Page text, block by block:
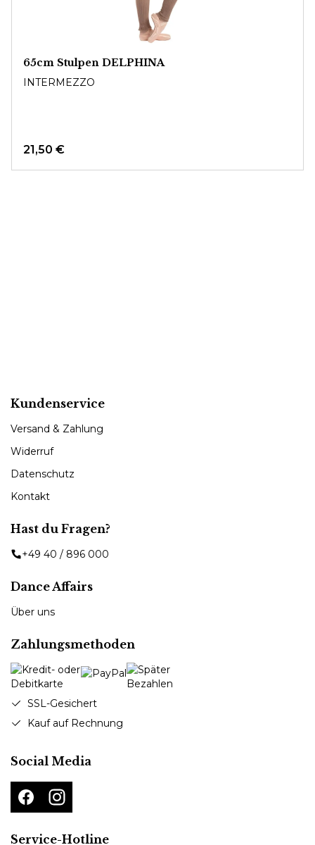
65cm Stulpen DELPHINA
INTERMEZZO
21,50 €
Kundenservice
Versand & Zahlung
Widerruf
Datenschutz
Kontakt
Hast du Fragen?
+49 40 / 896 000
Dance Affairs
Über uns
Zahlungsmethoden
SSL-Gesichert
Kauf auf Rechnung
Social Media
Service-Hotline